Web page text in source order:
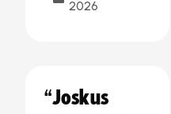
2026
“Joskus